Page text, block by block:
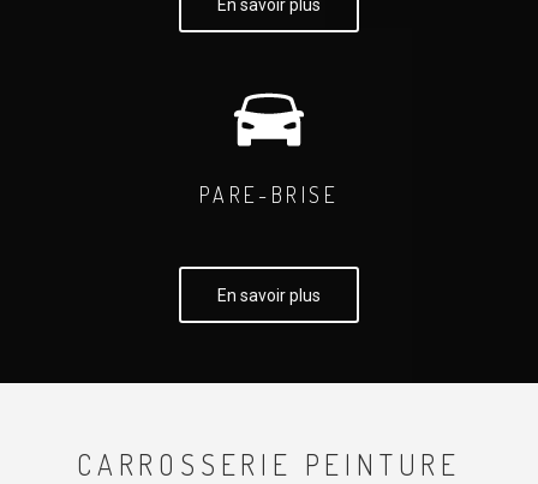
En savoir plus
PARE-BRISE
En savoir plus
CARROSSERIE PEINTURE